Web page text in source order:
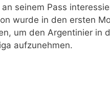
seinem Pass
wurde in den ersten
um den Argentinier in
aufzunehmen.